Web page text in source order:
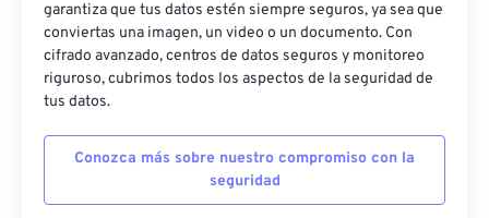
garantiza que tus datos estén siempre seguros, ya sea que
conviertas una imagen, un video o un documento. Con
cifrado avanzado, centros de datos seguros y monitoreo
riguroso, cubrimos todos los aspectos de la seguridad de
tus datos.
Conozca más sobre nuestro compromiso con la
seguridad